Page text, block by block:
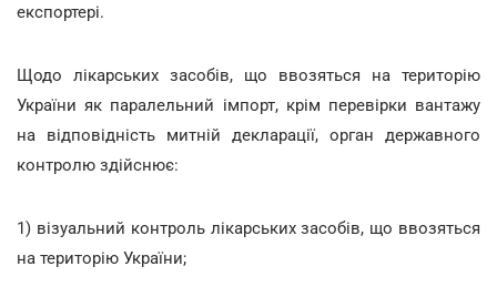
експортері.
Щодо лікарських засобів, що ввозяться на територію
України як паралельний імпорт, крім перевірки вантажу
на відповідність митній декларації, орган державного
контролю здійснює:
1) візуальний контроль лікарських засобів, що ввозяться
на територію України;